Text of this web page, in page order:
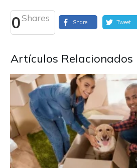
0Shares Share Tweet
Artículos Relacionados